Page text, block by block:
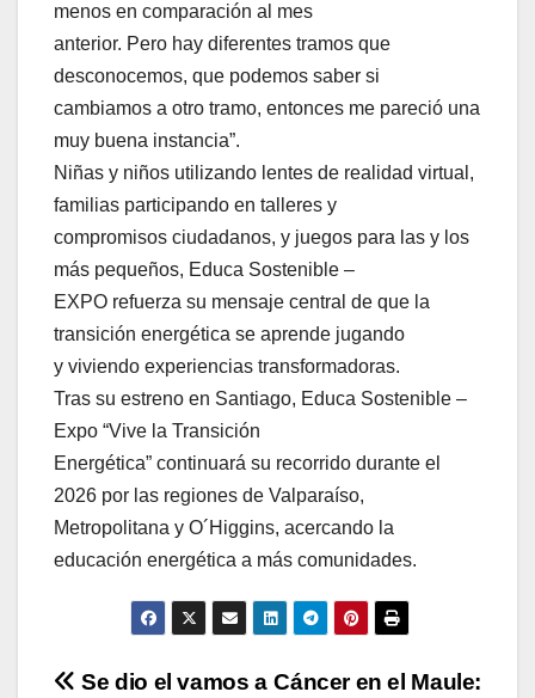
menos en comparación al mes
anterior. Pero hay diferentes tramos que
desconocemos, que podemos saber si
cambiamos a otro tramo, entonces me pareció una
muy buena instancia”.
Niñas y niños utilizando lentes de realidad virtual,
familias participando en talleres y
compromisos ciudadanos, y juegos para las y los
más pequeños, Educa Sostenible –
EXPO refuerza su mensaje central de que la
transición energética se aprende jugando
y viviendo experiencias transformadoras.
Tras su estreno en Santiago, Educa Sostenible –
Expo “Vive la Transición
Energética” continuará su recorrido durante el
2026 por las regiones de Valparaíso,
Metropolitana y O´Higgins, acercando la
educación energética a más comunidades.
Cáncer en el Maule:
Se dio el vamos a